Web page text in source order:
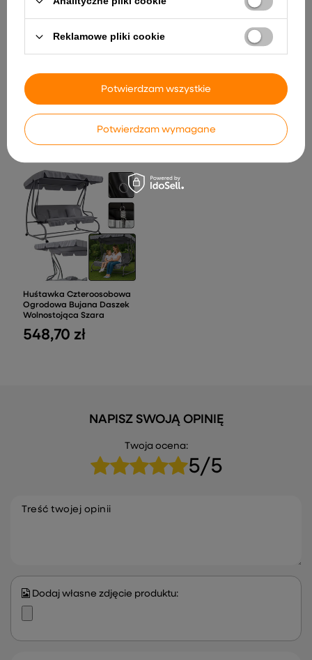
Zestaw Do Koszykówki
Wolnostojący Regulowany
Stojak Kosz 200-300 cm
457,23 zł
Auto Na Akumulator
2 348,70 zł
Huśtawka Czteroosobowa
Ogrodowa Bujana Daszek
Wolnostojąca Szara
548,70 zł
NAPISZ SWOJĄ OPINIĘ
Twoja ocena:
5/5
Treść twojej opinii
Dodaj własne zdjęcie produktu:
Reklamowe pliki cookie
Potwierdzam wymagane
Potwierdzam wszystkie